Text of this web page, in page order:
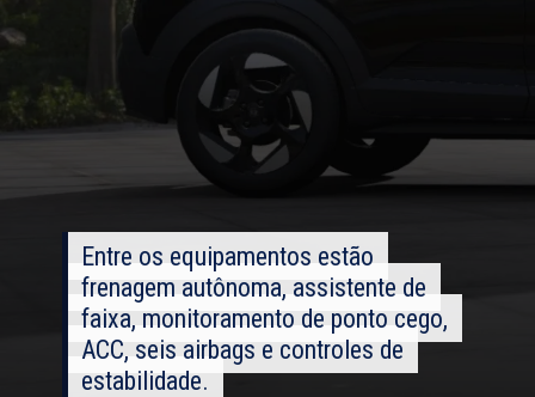
Entre os equipamentos estão
frenagem autônoma, assistente de
faixa, monitoramento de ponto cego,
ACC, seis airbags e controles de
estabilidade.
Entre os equipamentos estão
frenagem autônoma, assistente de
faixa, monitoramento de ponto cego,
ACC, seis airbags e controles de
estabilidade.